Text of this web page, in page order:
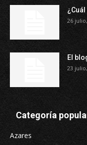
26
El
23
Categoría
Azares